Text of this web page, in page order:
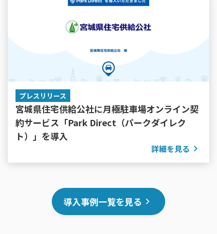
プレスリリース
宮城県住宅供給公社に月極駐車場オンライン契
約サービス「Park Direct（パークダイレク
ト）」を導入
詳細を見る
導入事例一覧を見る